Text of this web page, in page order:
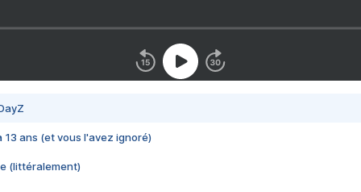
13 ans (et vous l'avez ignoré)
(littéralement)